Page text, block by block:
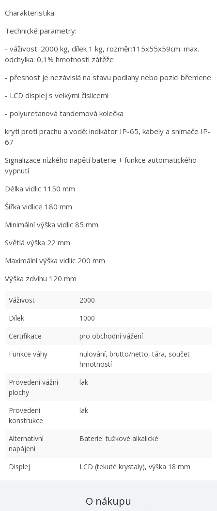
Charakteristika:
Technické parametry:
- váživost: 2000 kg, dílek 1 kg, rozměr:115x55x59cm. max.
odchylka: 0,1% hmotnosti zátěže
- přesnost je nezávislá na stavu podlahy nebo pozici břemene
- LCD displej s velkými číslicemi
- polyuretanová tandemová kolečka
krytí proti prachu a vodě: indikátor IP-65, kabely a snímače IP-
67
Signalizace nízkého napětí baterie + funkce automatického
vypnutí
Délka vidlic 1150 mm
Šířka vidlice 180 mm
Minimální výška vidlic 85 mm
Světlá výška 22 mm
Maximální výška vidlic 200 mm
Výška zdvihu 120 mm
Váživost
2000
Dílek
1000
Certifikace
pro obchodní vážení
Funkce váhy
nulování, brutto/netto, tára, součet
hmotností
Provedení vážní
plochy
lak
Provedení
konstrukce
lak
Alternativní
napájení
Baterie: tužkové alkalické
Displej LCD (tekuté krystaly), výška 18 mm
O nákupu